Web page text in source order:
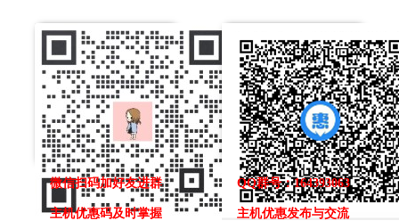
微信扫码加好友进群
主机优惠码及时掌握
QQ群号：164393063
主机优惠发布与交流